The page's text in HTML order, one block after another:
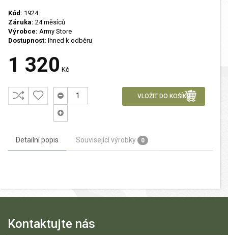
Kód: 1924
Záruka: 24 měsíců
Výrobce: Army Store
Dostupnost: Ihned k odběru
1 320 Kč
VLOŽIT DO KOŠÍKU
Detailní popis Související výrobky 0
Kontaktujte nás